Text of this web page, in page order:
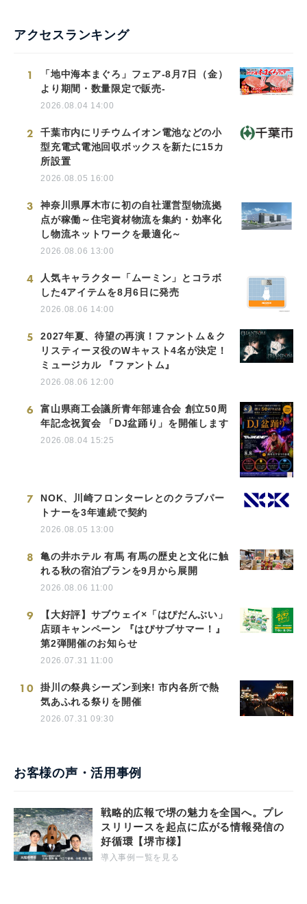
アクセスランキング
1
「地中海本まぐろ」フェア-8月7日（金）
より期間・数量限定で販売-
2026.08.04 14:00
2
千葉市内にリチウムイオン電池などの小
型充電式電池回収ボックスを新たに15カ
所設置
2026.08.05 16:00
3
神奈川県厚木市に初の自社運営型物流拠
点が稼働～住宅資材物流を集約・効率化
し物流ネットワークを最適化～
2026.08.06 13:00
4
人気キャラクター「ムーミン」とコラボ
した4アイテムを8月6日に発売
2026.08.06 14:00
5
2027年夏、待望の再演！ファントム＆ク
リスティーヌ役のWキャスト4名が決定！
ミュージカル 『ファントム』
2026.08.06 12:00
6
富山県商工会議所青年部連合会 創立50周
年記念祝賀会 「DJ盆踊り」を開催します
2026.08.04 15:25
7
NOK、川崎フロンターレとのクラブパー
トナーを3年連続で契約
2026.08.05 13:00
8
亀の井ホテル 有馬 有馬の歴史と文化に触
れる秋の宿泊プランを9月から展開
2026.08.06 11:00
9
【大好評】サブウェイ×「はぴだんぶい」
店頭キャンペーン 『はぴサブサマー！』
第2弾開催のお知らせ
2026.07.31 11:00
10
掛川の祭典シーズン到来! 市内各所で熱
気あふれる祭りを開催
2026.07.31 09:30
お客様の声・活用事例
戦略的広報で堺の魅力を全国へ。プレ
スリリースを起点に広がる情報発信の
好循環【堺市様】
導入事例一覧を見る